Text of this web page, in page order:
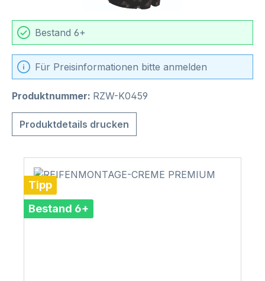
Bestand 6+
Für Preisinformationen bitte anmelden
Produktnummer: RZW-K0459
Produktdetails drucken
Tipp
Bestand 6+